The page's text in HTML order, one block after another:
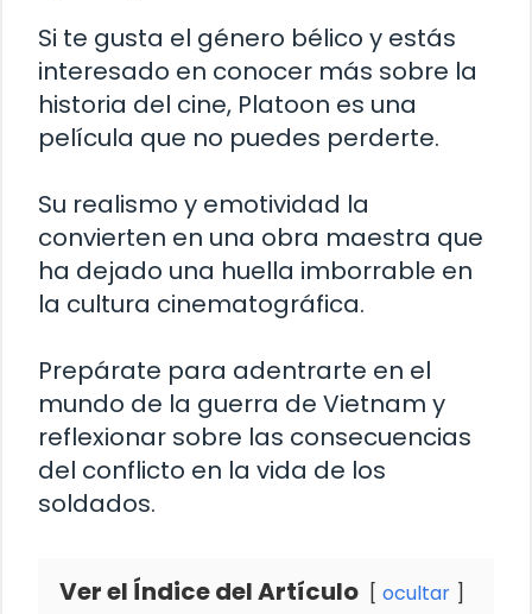
Si te gusta el género bélico y estás
interesado en conocer más sobre la
historia del cine, Platoon es una
película que no puedes perderte.
Su realismo y emotividad la
convierten en una obra maestra que
ha dejado una huella imborrable en
la cultura cinematográfica.
Prepárate para adentrarte en el
mundo de la guerra de Vietnam y
reflexionar sobre las consecuencias
del conflicto en la vida de los
soldados.
Ver el Índice del Artículo ocultar